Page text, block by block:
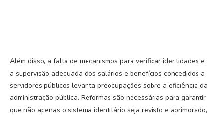
Além disso, a falta de mecanismos para verificar identidades e
a supervisão adequada dos salários e benefícios concedidos a
servidores públicos levanta preocupações sobre a eficiência da
administração pública. Reformas são necessárias para garantir
que não apenas o sistema identitário seja revisto e aprimorado,